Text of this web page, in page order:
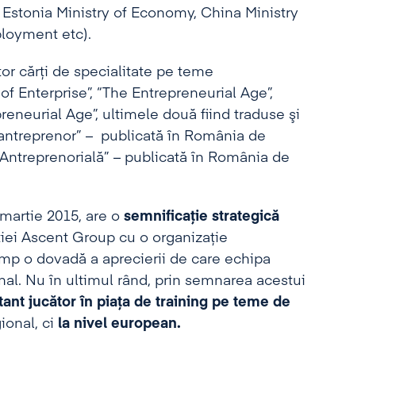
Ministry of Economy, China Ministry
etc).
cărţi de specialitate pe teme
Enterprise”, “The Entrepreneurial Age”,
Age”, ultimele două fiind traduse şi
– publicată în România de
– publicată în România de
2015, are o semnificaţie strategică
Ascent Group cu o organizaţie
o dovadă a aprecierii de care echipa
Nu în ultimul rând, prin semnarea acestui
jucător în piața de training pe teme de
ci la nivel european.